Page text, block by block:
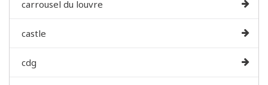
carrousel du louvre
castle
cdg